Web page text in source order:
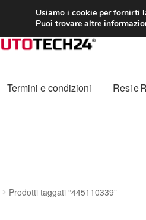
CONSEGNA da
Termini e condizioni Resi e
Prodotti taggati “445110339”
Usiamo i cookie per fornirti
Puoi trovare altre